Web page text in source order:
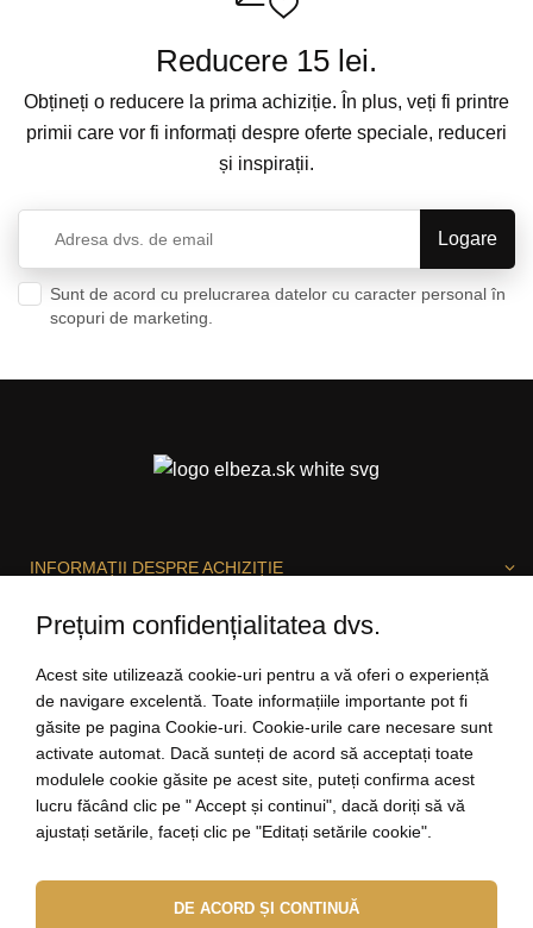
Reducere 15 lei.
Obțineți o reducere la prima achiziție. În plus, veți fi printre
primii care vor fi informați despre oferte speciale, reduceri
și inspirații.
Sunt de acord cu prelucrarea datelor cu caracter personal în
scopuri de marketing.
INFORMAȚII DESPRE ACHIZIȚIE
SUNTEM BUCUROȘI SĂ VĂ AJUTĂM!
salut@elbeza.ro
Internetový obchododBlueweb s.r.o.
Prețuim confidențialitatea dvs.
Acest site utilizează cookie-uri pentru a vă oferi o experiență
de navigare excelentă. Toate informațiile importante pot fi
găsite pe pagina Cookie-uri. Cookie-urile care necesare sunt
activate automat. Dacă sunteți de acord să acceptați toate
modulele cookie găsite pe acest site, puteți confirma acest
lucru făcând clic pe " Accept și continui", dacă doriți să vă
ajustați setările, faceți clic pe "Editați setările cookie".
DE ACORD ȘI CONTINUĂ